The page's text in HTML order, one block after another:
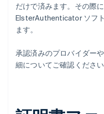
だけで済みます。その際
ElsterAuthenticator ソフ
ます。
承認済みのプロバイダーや
細についてご確認ください